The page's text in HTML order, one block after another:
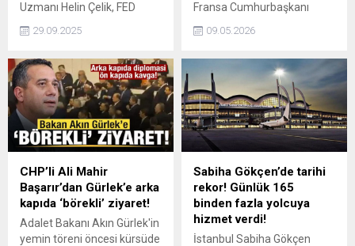
Uzmanı Helin Çelik, FED
yetkililerinin söylemlerinin
kripto para piyasalarında
belirleyici olacağını söyledi.
Çelik, yatırımcılara temkinli
olunması çağrısında
bulundu.
29.09.2025
Fransa Cumhurbaşkanı
Emmanuel Macron, Mısır,
Kenya ve Etiyopya'yı
kapsamında İskenderiye'ye
geldi.
09.05.2026
CHP’li Ali Mahir
Başarır’dan Gürlek’e arka
kapıda ‘börekli’ ziyaret!
Adalet Bakanı Akın Gürlek'in
yemin töreni öncesi kürsüde
Sabiha Gökçen’de tarihi
rekor! Günlük 165
binden fazla yolcuya
hizmet verdi!
İstanbul Sabiha Gökçen